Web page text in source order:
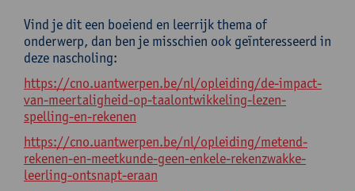
Vind je dit een boeiend en leerrijk thema of
onderwerp, dan ben je misschien ook geïnteresseerd in
deze nascholing:
https://cno.uantwerpen.be/nl/opleiding/de-impact-
van-meertaligheid-op-taalontwikkeling-lezen-
spelling-en-rekenen
https://cno.uantwerpen.be/nl/opleiding/metend-
rekenen-en-meetkunde-geen-enkele-rekenzwakke-
leerling-ontsnapt-eraan